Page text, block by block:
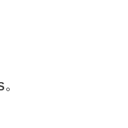
。